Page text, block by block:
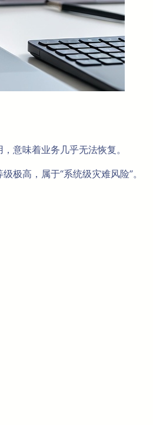
意味着业务几乎无法恢复。
高，属于“系统级灾难风险”。